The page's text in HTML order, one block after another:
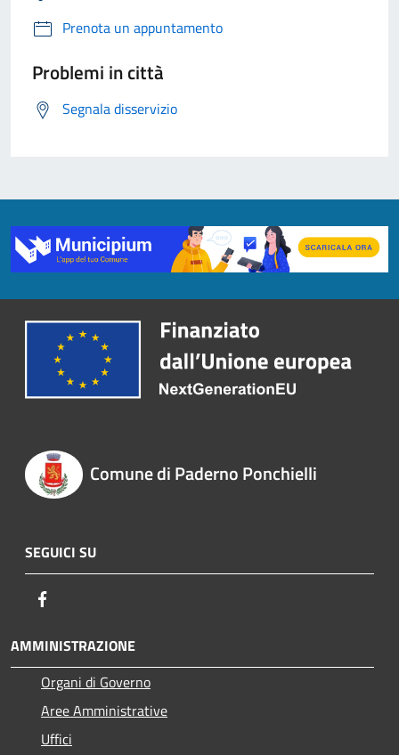
Prenota un appuntamento
Problemi in città
Segnala disservizio
Comune di Paderno Ponchielli
SEGUICI SU
AMMINISTRAZIONE
Organi di Governo
Aree Amministrative
Uffici